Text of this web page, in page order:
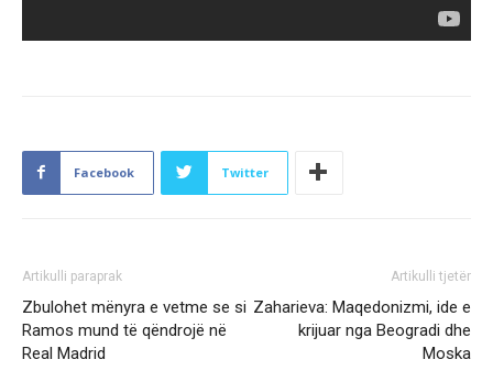
Facebook Twitter
Artikulli paraprak
Zbulohet mënyra e vetme se si
Ramos mund të qëndrojë në
Real Madrid
Artikulli tjetër
Zaharieva: Maqedonizmi, ide e
krijuar nga Beogradi dhe
Moska